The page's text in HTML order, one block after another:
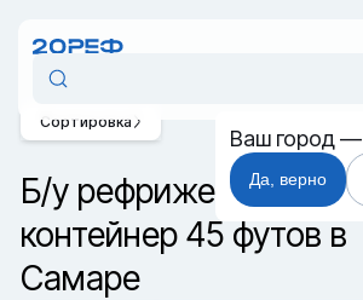
Ваш город —
Да, верно
Б/у рефрижераторный
контейнер 45 футов в
Самаре
Сортировка